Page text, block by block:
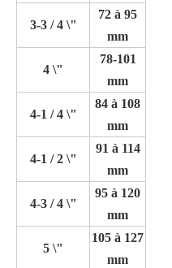
3-3 / 4 \"
72 à 95
mm
4 \"
78-101
mm
4-1 / 4 \"
84 à 108
mm
4-1 / 2 \"
91 à 114
mm
4-3 / 4 \"
95 à 120
mm
5 \"
105 à 127
mm